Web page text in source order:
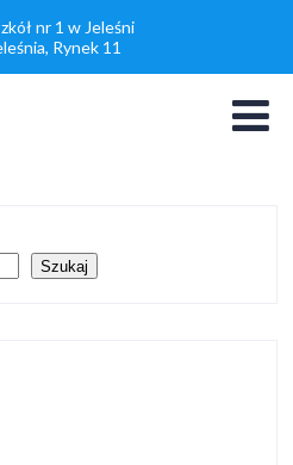
nr 1 w Jeleśni
Rynek 11
Szukaj